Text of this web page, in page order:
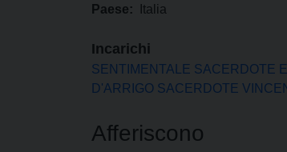
Paese:
Italia
Incarichi
SENTIMENTALE SACERDOTE
D'ARRIGO SACERDOTE
Afferiscono